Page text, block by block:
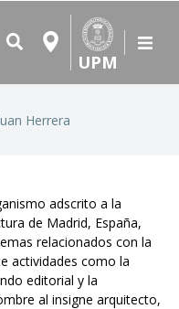
UPM
Herrera
adscrito a la
de Madrid, España,
relacionados con la
actividades como la
editorial y la
al insigne arquitecto,